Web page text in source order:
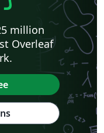
million
Overleaf